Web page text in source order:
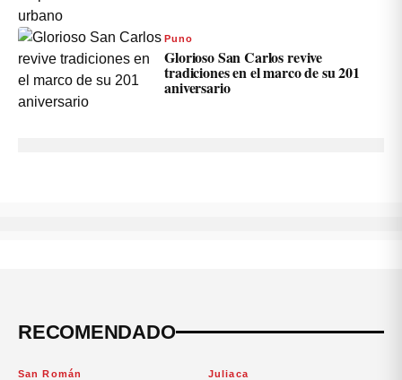
Puno
Glorioso San Carlos revive
tradiciones en el marco de su 201
aniversario
RECOMENDADO
San Román Juliaca